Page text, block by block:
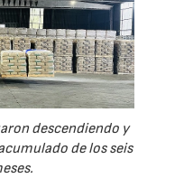
descendiendo y
de los seis